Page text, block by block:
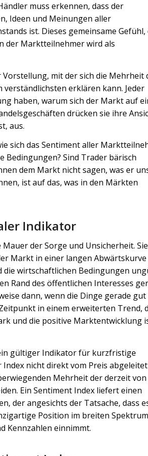
muss erkennen, dass der
Ideen und Meinungen aller
ist. Dieses gemeinsame Gefühl,
der Marktteilnehmer wird als
Vorstellung, mit der sich die Mehrheit
erklären kann. Jeder
haben, warum sich der Markt auf
drücken sie ihre
aus.
sich das Sentiment aller
Bedingungen? Sind Trader bärisch
dem Markt nicht sagen, was er
ist auf das, was in den Märkten
Indikator
der Sorge und Unsicherheit. Sie
Markt in einer langen Abwärtskurve
die wirtschaftlichen Bedingungen
Rand des öffentlichen Interesses
dann, wenn die Dinge gerade gut
in einem erweiterten Trend,
und die positive Marktentwicklung
gültiger Indikator für kurzfristige
nicht direkt vom Preis
Mehrheit der derzeit von
Ein Sentiment Index liefert einen
der angesichts der Tatsache, dass
Position im breiten
Kennzahlen einnimmt.